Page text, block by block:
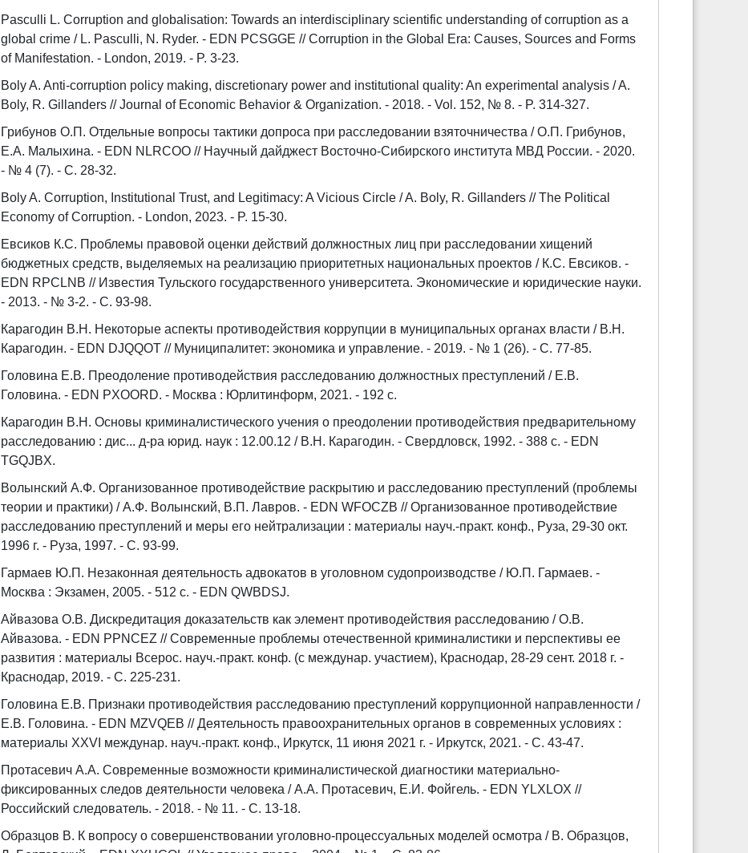
Pasculli L. Corruption and globalisation: Towards an interdisciplinary scientific understanding of corruption as a
global crime / L. Pasculli, N. Ryder. - EDN PCSGGE // Corruption in the Global Era: Causes, Sources and Forms
of Manifestation. - London, 2019. - P. 3-23.
Boly A. Anti-corruption policy making, discretionary power and institutional quality: An experimental analysis / A.
Boly, R. Gillanders // Journal of Economic Behavior & Organization. - 2018. - Vol. 152, № 8. - P. 314-327.
Грибунов О.П. Отдельные вопросы тактики допроса при расследовании взяточничества / О.П. Грибунов,
Е.А. Малыхина. - EDN NLRCOO // Научный дайджест Восточно-Сибирского института МВД России. - 2020.
- № 4 (7). - С. 28-32.
Boly A. Corruption, Institutional Trust, and Legitimacy: A Vicious Circle / A. Boly, R. Gillanders // The Political
Economy of Corruption. - London, 2023. - P. 15-30.
Евсиков К.С. Проблемы правовой оценки действий должностных лиц при расследовании хищений
бюджетных средств, выделяемых на реализацию приоритетных национальных проектов / К.С. Евсиков. -
EDN RPCLNB // Известия Тульского государственного университета. Экономические и юридические науки.
- 2013. - № 3-2. - С. 93-98.
Карагодин В.Н. Некоторые аспекты противодействия коррупции в муниципальных органах власти / В.Н.
Карагодин. - EDN DJQQOT // Муниципалитет: экономика и управление. - 2019. - № 1 (26). - С. 77-85.
Головина Е.В. Преодоление противодействия расследованию должностных преступлений / Е.В.
Головина. - EDN PXOORD. - Москва : Юрлитинформ, 2021. - 192 с.
Карагодин В.Н. Основы криминалистического учения о преодолении противодействия предварительному
расследованию : дис... д-ра юрид. наук : 12.00.12 / В.Н. Карагодин. - Свердловск, 1992. - 388 с. - EDN
TGQJBX.
Волынский А.Ф. Организованное противодействие раскрытию и расследованию преступлений (проблемы
теории и практики) / А.Ф. Волынский, В.П. Лавров. - EDN WFOCZB // Организованное противодействие
расследованию преступлений и меры его нейтрализации : материалы науч.-практ. конф., Руза, 29-30 окт.
1996 г. - Руза, 1997. - С. 93-99.
Гармаев Ю.П. Незаконная деятельность адвокатов в уголовном судопроизводстве / Ю.П. Гармаев. -
Москва : Экзамен, 2005. - 512 с. - EDN QWBDSJ.
Айвазова О.В. Дискредитация доказательств как элемент противодействия расследованию / О.В.
Айвазова. - EDN PPNCEZ // Современные проблемы отечественной криминалистики и перспективы ее
развития : материалы Всерос. науч.-практ. конф. (с междунар. участием), Краснодар, 28-29 сент. 2018 г. -
Краснодар, 2019. - С. 225-231.
Головина Е.В. Признаки противодействия расследованию преступлений коррупционной направленности /
Е.В. Головина. - EDN MZVQEB // Деятельность правоохранительных органов в современных условиях :
материалы XXVI междунар. науч.-практ. конф., Иркутск, 11 июня 2021 г. - Иркутск, 2021. - С. 43-47.
Протасевич А.А. Современные возможности криминалистической диагностики материально-
фиксированных следов деятельности человека / А.А. Протасевич, Е.И. Фойгель. - EDN YLXLOX //
Российский следователь. - 2018. - № 11. - С. 13-18.
Образцов В. К вопросу о совершенствовании уголовно-процессуальных моделей осмотра / В. Образцов,